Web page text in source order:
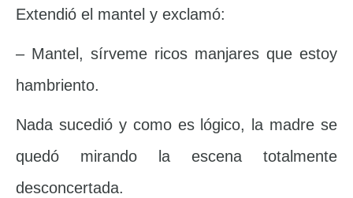
Extendió el mantel y exclamó:
– Mantel, sírveme ricos manjares que estoy
hambriento.
Nada sucedió y como es lógico, la madre se
quedó mirando la escena totalmente
desconcertada.